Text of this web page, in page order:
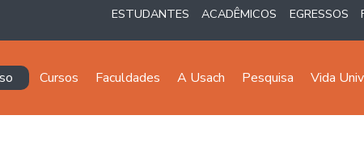
ESTUDANTES ACADÊMICOS EGRESSOS
principal
Cursos Faculdades A Usach Pesquisa Vida